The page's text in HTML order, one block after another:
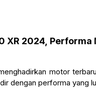
XR 2024,
motor
dengan performa yang